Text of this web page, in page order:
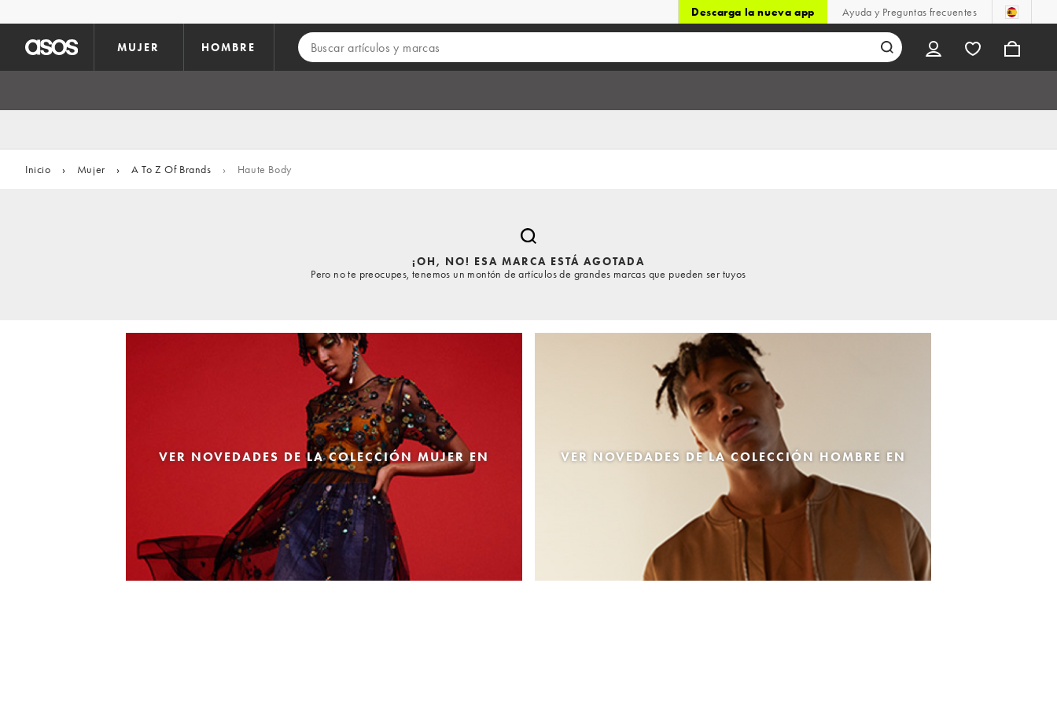
Descarga la nueva app Ayuda y Preguntas frecuentes
MUJER HOMBRE
Inicio › Mujer › A To Z Of Brands › Haute Body
¡OH, NO! ESA MARCA ESTÁ AGOTADA
Pero no te preocupes, tenemos un montón de artículos de grandes marcas que pueden ser tuyos
VER NOVEDADES DE LA COLECCIÓN MUJER EN VER NOVEDADES DE LA COLECCIÓN HOMBRE EN